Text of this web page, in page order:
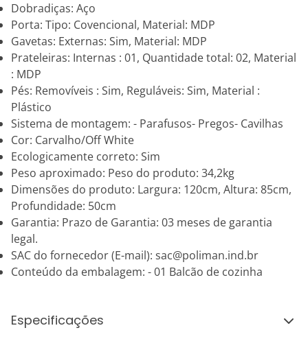
Dobradiças: Aço
Porta: Tipo: Covencional, Material: MDP
Gavetas: Externas: Sim, Material: MDP
Prateleiras: Internas : 01, Quantidade total: 02, Material
: MDP
Pés: Removíveis : Sim, Reguláveis: Sim, Material :
Plástico
Sistema de montagem: - Parafusos- Pregos- Cavilhas
Cor: Carvalho/Off White
Ecologicamente correto: Sim
Peso aproximado: Peso do produto: 34,2kg
Dimensões do produto: Largura: 120cm, Altura: 85cm,
Profundidade: 50cm
Garantia: Prazo de Garantia: 03 meses de garantia
legal.
SAC do fornecedor (E-mail): sac@poliman.ind.br
Conteúdo da embalagem: - 01 Balcão de cozinha
Especificações